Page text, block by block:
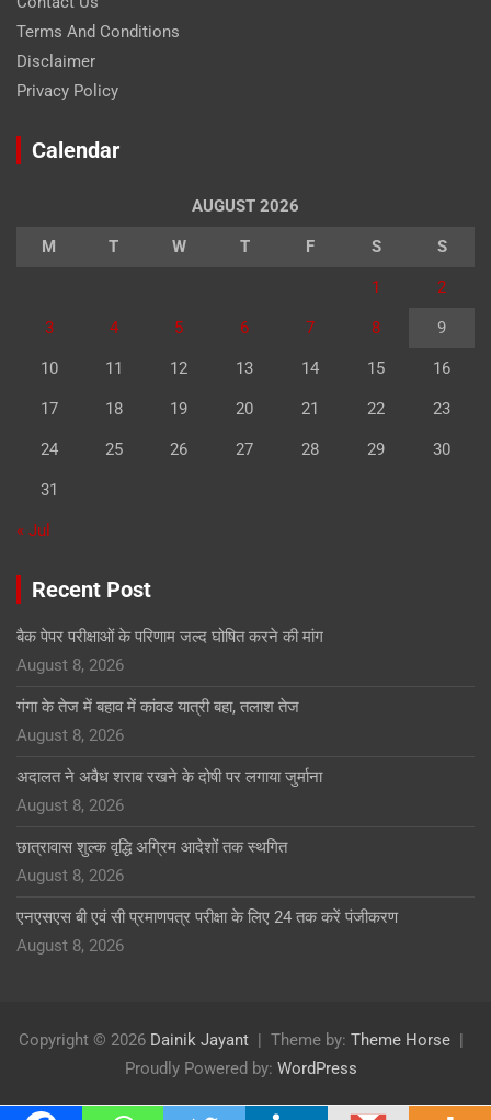
Terms And Conditions
Disclaimer
Privacy Policy
Calendar
AUGUST 2026
M T W T F S S
1 2
3 4 5 6 7 8 9
10 11 12 13 14 15 16
17 18 19 20 21 22 23
24 25 26 27 28 29 30
31
« Jul
Recent Post
बैक पेपर परीक्षाओं के परिणाम जल्द घोषित करने की मांग
August 8, 2026
गंगा के तेज में बहाव में कांवड यात्री बहा, तलाश तेज
August 8, 2026
अदालत ने अवैध शराब रखने के दोषी पर लगाया जुर्माना
August 8, 2026
छात्रावास शुल्क वृद्धि अग्रिम आदेशों तक स्थगित
August 8, 2026
एनएसएस बी एवं सी प्रमाणपत्र परीक्षा के लिए 24 तक करें पंजीकरण
August 8, 2026
Copyright © 2026 Dainik Jayant Theme by: Theme Horse
Proudly Powered by: WordPress